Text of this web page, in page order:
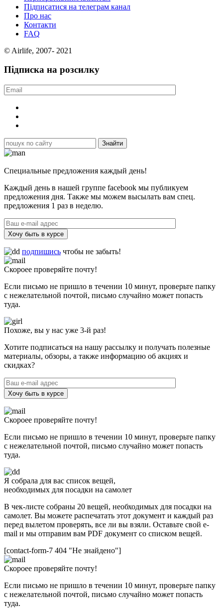
Підписатися на телеграм канал
Про нас
Контакти
FAQ
© Airlife, 2007- 2021
Підписка на розсилку
Специальные предложения каждый день!
Каждый день в нашей группе facebook мы публикуем
предложения дня. Также мы можем высылать вам спец.
предложения 1 раз в неделю.
Хочу быть в курсе
подпишись чтобы не забыть!
Скороее проверяйте почту!
Если письмо не пришло в течении 10 минут, проверьте папку
с нежелательной почтой, письмо случайно может попасть
туда.
Похоже, вы у нас уже 3-й раз!
Хотите подписаться на нашу рассылку и получать полезные
материалы, обзоры, а также информацию об акциях и
скидках?
Хочу быть в курсе
Скороее проверяйте почту!
Если письмо не пришло в течении 10 минут, проверьте папку
с нежелательной почтой, письмо случайно может попасть
туда.
Я собрала для вас список вещей,
необходимых для посадки на самолет
В чек-листе собраны 20 вещей, необходимых для посадки на
самолет. Вы можете распечатать этот документ и каждый раз
перед вылетом проверять, все ли вы взяли. Оставьте свой e-
mail и мы отправим вам PDF документ со списком вещей.
[contact-form-7 404 "Не знайдено"]
Скороее проверяйте почту!
Если письмо не пришло в течении 10 минут, проверьте папку
с нежелательной почтой, письмо случайно может попасть
туда.